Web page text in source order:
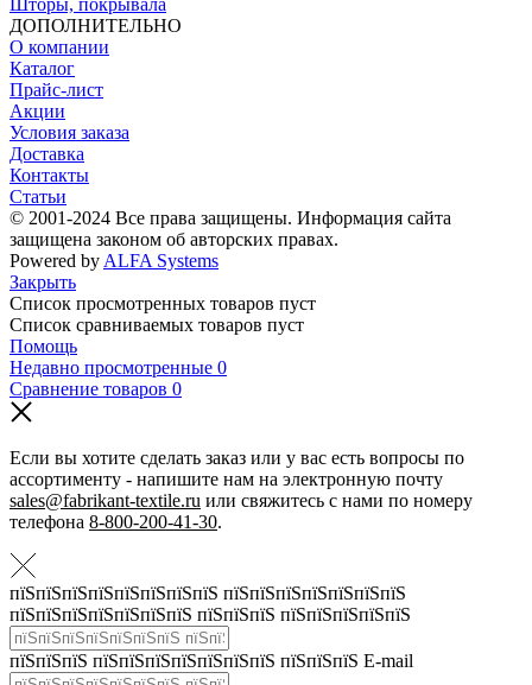
ДОПОЛНИТЕЛЬНО
О компании
Каталог
Прайс-лист
Акции
Условия заказа
Доставка
Контакты
Статьи
© 2001-2024 Все права защищены. Информация сайта
защищена законом об авторских правах.
Powered by ALFA Systems
Закрыть
Список просмотренных товаров пуст
Список сравниваемых товаров пуст
Помощь
Недавно просмотренные 0
Сравнение товаров 0
Если вы хотите сделать заказ или у вас есть вопросы по
ассортименту - напишите нам на электронную почту
sales@fabrikant-textile.ru или свяжитесь с нами по номеру
телефона 8-800-200-41-30.
пїЅпїЅпїЅпїЅпїЅпїЅпїЅпїЅ пїЅпїЅпїЅпїЅпїЅпїЅпїЅ
пїЅпїЅпїЅпїЅпїЅпїЅпїЅ пїЅпїЅпїЅ пїЅпїЅпїЅпїЅпїЅ
пїЅпїЅпїЅ пїЅпїЅпїЅпїЅпїЅпїЅпїЅ пїЅпїЅпїЅ E-mail